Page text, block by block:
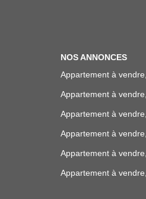
NOS ANNONCES
Appartement à
Appartement à
Appartement à
Appartement à
Appartement à
Appartement à